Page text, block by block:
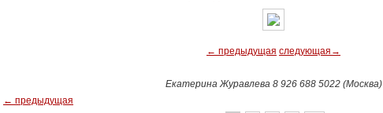
← предыдущая следующая→
Екатерина Журавлева 8 926 688 5022 (Москва)
← предыдущая